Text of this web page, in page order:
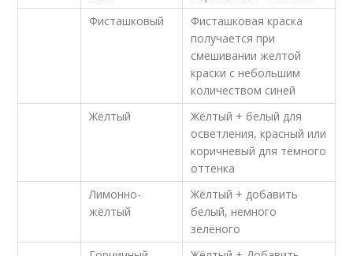
Фисташковый
Фисташковая краска
получается при
смешивании желтой
краски с небольшим
количеством синей
Жёлтый
Жёлтый + белый для
осветления, красный или
коричневый для тёмного
оттенка
Лимонно-
жёлтый
Жёлтый + добавить
белый, немного
зелёного